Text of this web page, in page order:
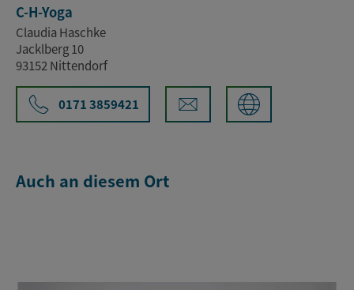
C-H-Yoga
Claudia Haschke
Jacklberg 10
93152 Nittendorf
0171 3859421
Auch an diesem Ort